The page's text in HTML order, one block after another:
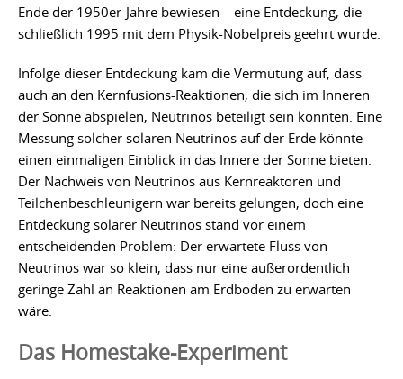
Ende der 1950er-Jahre bewiesen – eine Entdeckung, die
schließlich 1995 mit dem Physik-Nobelpreis geehrt wurde.
Infolge dieser Entdeckung kam die Vermutung auf, dass
auch an den Kernfusions-Reaktionen, die sich im Inneren
der Sonne abspielen, Neutrinos beteiligt sein könnten. Eine
Messung solcher solaren Neutrinos auf der Erde könnte
einen einmaligen Einblick in das Innere der Sonne bieten.
Der Nachweis von Neutrinos aus Kernreaktoren und
Teilchenbeschleunigern war bereits gelungen, doch eine
Entdeckung solarer Neutrinos stand vor einem
entscheidenden Problem: Der erwartete Fluss von
Neutrinos war so klein, dass nur eine außerordentlich
geringe Zahl an Reaktionen am Erdboden zu erwarten
wäre.
Das Homestake-Experiment